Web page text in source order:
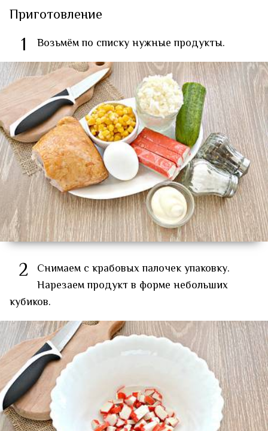
Приготовление
1 Возьмём по списку нужные продукты.
2
Снимаем с крабовых палочек упаковку.
Нарезаем продукт в форме небольших
кубиков.